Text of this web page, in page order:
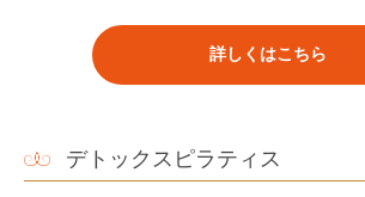
詳しくはこちら
デトックスピラティス